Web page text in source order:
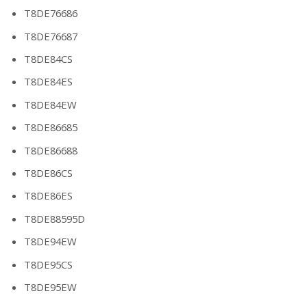
T8DE76686
T8DE76687
T8DE84CS
T8DE84ES
T8DE84EW
T8DE86685
T8DE86688
T8DE86CS
T8DE86ES
T8DE88595D
T8DE94EW
T8DE95CS
T8DE95EW